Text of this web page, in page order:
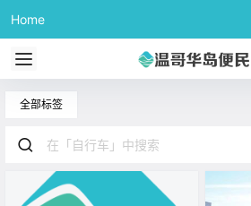
Home
全部标签